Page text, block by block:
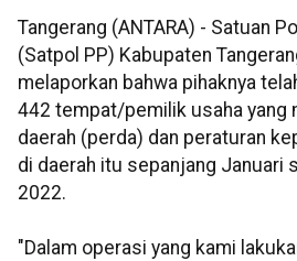
Tangerang (ANTARA) - Satuan
(Satpol PP) Kabupaten
melaporkan bahwa pihaknya
442 tempat/pemilik usaha yang
daerah (perda) dan peraturan
di daerah itu sepanjang Januari
2022.
"Dalam operasi yang kami